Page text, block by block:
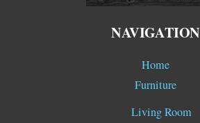
NAVIGATION
Home
Furniture
Living Room